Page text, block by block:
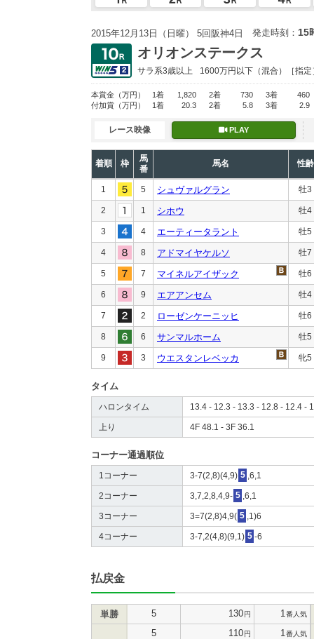
2015年12月13日（日曜） 5回阪神4日 発走時刻： 15
オリオンステークス
サラ系3歳以上 1600万円以下 （混合）［指定
本賞金 （万円） 1着 1,820 2着 730 3着
460
付加賞 （万円） 1着 20.3 2着 5.8 3着 2.9
レース映像 PLAY
着順 枠
馬
番
馬名 性齢
1 5 シュヴァルグラン 牡3
2 1 シホウ 牡4
3 4 エーティータラント 牡5
4 8 アドマイヤケルソ 牡7
5 7 マイネルアイザック 牡6
6 9 エアアンセム 牡4
7 2 ローゼンケーニッヒ 牡6
8 6 サンマルホーム 牡5
9 3 ウエスタンレベッカ 牝5
タイム
ハロンタイム 13.4 - 12.3 - 13.3 - 12.8 - 12.4 -
上り 4F 48.1 - 3F 36.1
コーナー通過順位
1コーナー 3-7(2,8)(4,9) 5 ,6,1
2コーナー 3,7,2,8,4,9- 5 ,6,1
3コーナー 3=7(2,8)4,9( 5 ,1)6
4コーナー 3-7,2(4,8)(9,1) 5 -6
払戻金
単勝 5 130円 1 番人気
5 110円 1 番人気